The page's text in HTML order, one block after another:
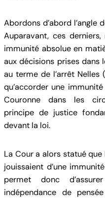
Abordons d’abord l’angle
Auparavant, ces derniers,
immunité absolue en
aux décisions prises dans
au terme de l’arrêt
qu’accorder une
Couronne dans les
principe de justice
devant la loi.
La Cour a alors statué
jouissaient d’une
permet donc
indépendance de